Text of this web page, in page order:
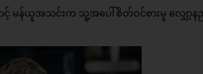
ာင့် မန်ယူအသင်းက သူ့အပေါ်စိတ်ဝင်စားမူ လျှော့န